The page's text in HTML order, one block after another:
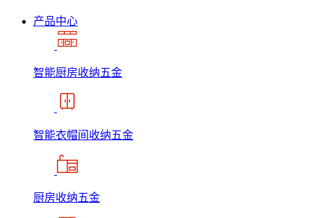
产品中心
智能厨房收纳五金
智能衣帽间收纳五金
厨房收纳五金